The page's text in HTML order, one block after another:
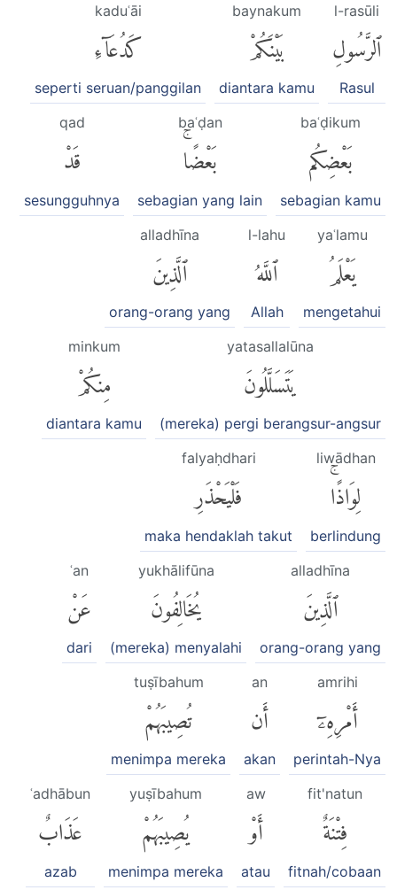
l-rasūli
ٱلرَّسُولِ
Rasul
baynakum
بَيْنَكُمْ
diantara kamu
kaduʿāi
كَدُعَآءِ
seperti seruan/panggilan
baʿḍikum
بَعْضِكُم
sebagian kamu
baʿḍan
بَعْضًاۚ
sebagian yang lain
qad
قَدْ
sesungguhnya
yaʿlamu
يَعْلَمُ
mengetahui
l-lahu
ٱللَّهُ
Allah
alladhīna
ٱلَّذِينَ
orang-orang yang
yatasallalūna
يَتَسَلَّلُونَ
(mereka) pergi berangsur-angsur
minkum
مِنكُمْ
diantara kamu
liwādhan
لِوَاذًاۚ
berlindung
falyaḥdhari
فَلْيَحْذَرِ
maka hendaklah takut
alladhīna
ٱلَّذِينَ
orang-orang yang
yukhālifūna
يُخَالِفُونَ
(mereka) menyalahi
ʿan
عَنْ
dari
amrihi
أَمْرِهِۦٓ
perintah-Nya
an
أَن
akan
tuṣībahum
تُصِيبَهُمْ
menimpa mereka
fit'natun
فِتْنَةٌ
fitnah/cobaan
aw
أَوْ
atau
yuṣībahum
يُصِيبَهُمْ
menimpa mereka
ʿadhābun
عَذَابٌ
azab